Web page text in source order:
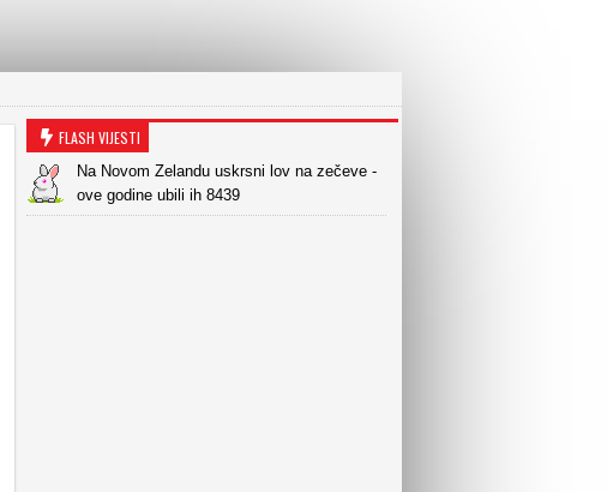
FLASH VIJESTI
Na Novom Zelandu uskrsni lov na zečeve -
ove godine ubili ih 8439